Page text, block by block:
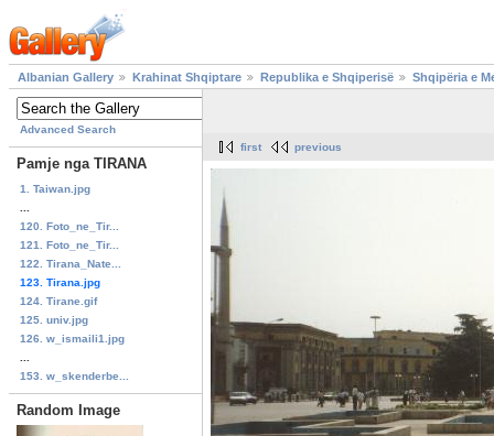
Albanian Gallery Krahinat Shqiptare Republika e Shqiperisë Shqipëria e
Advanced Search
Pamje nga TIRANA
1. Taiwan.jpg
120. Foto_ne_Tir...
121. Foto_ne_Tir...
122. Tirana_Nate...
123. Tirana.jpg
124. Tirane.gif
125. univ.jpg
126. w_ismaili1.jpg
153. w_skenderbe...
Random Image
first previous